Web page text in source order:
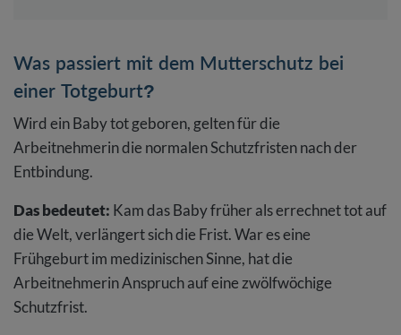
Was passiert mit dem Mutterschutz bei
einer Totgeburt?
Wird ein Baby tot geboren, gelten für die
Arbeitnehmerin die normalen Schutzfristen nach der
Entbindung.
Das bedeutet: Kam das Baby früher als errechnet tot auf
die Welt, verlängert sich die Frist. War es eine
Frühgeburt im medizinischen Sinne, hat die
Arbeitnehmerin Anspruch auf eine zwölfwöchige
Schutzfrist.